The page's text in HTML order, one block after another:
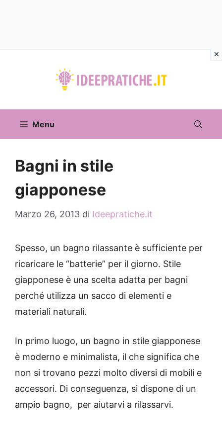
Menu
Bagni in stile
giapponese
Marzo 26, 2013 di Ideepratiche.it
Spesso, un bagno rilassante è sufficiente per
ricaricare le “batterie” per il giorno. Stile
giapponese è una scelta adatta per bagni
perché utilizza un sacco di elementi e
materiali naturali.
In primo luogo, un bagno in stile giapponese
è moderno e minimalista, il che significa che
non si trovano pezzi molto diversi di mobili e
accessori. Di conseguenza, si dispone di un
ampio bagno, per aiutarvi a rilassarvi.